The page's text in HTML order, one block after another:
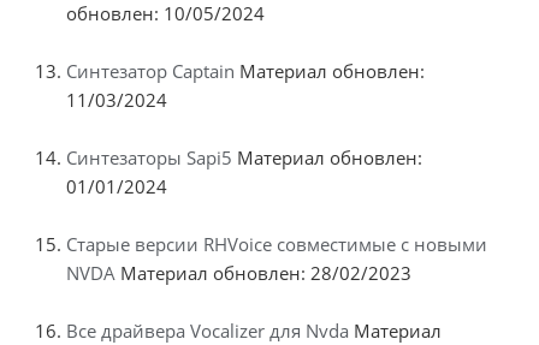
обновлен: 10/05/2024
Синтезатор Captain Материал обновлен:
11/03/2024
Синтезаторы Sapi5 Материал обновлен:
01/01/2024
Старые версии RHVoice совместимые с новыми
NVDA Материал обновлен: 28/02/2023
Все драйвера Vocalizer для Nvda Материал